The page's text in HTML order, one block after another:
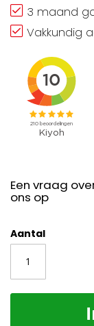
3 maand
Vakkundig
Een vraag
ons op
Aantal